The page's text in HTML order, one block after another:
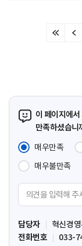
처
이
이 페이지에
만족하셨습니
매우만족
매우불만족
견
입
력
담당자
혁신경
전화번호
033-